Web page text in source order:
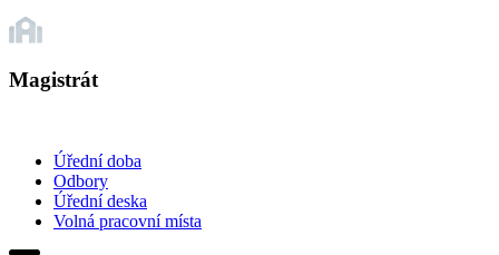
Magistrát
Úřední doba
Odbory
Úřední deska
Volná pracovní místa